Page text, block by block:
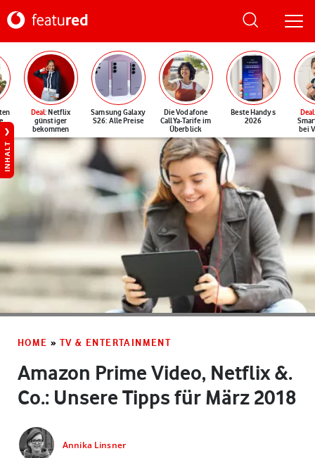
Deal: Netflix
günstiger
bekommen
Samsung Galaxy
S26: Alle Preise
Die Vodafone
CallYa-Tarife im
Überblick
Beste Handys
2026
Deal
bei
INHALT
HOME » TV & ENTERTAINMENT
Amazon Prime Video, Netflix &.
Co.: Unsere Tipps für März 2018
Annika Linsner